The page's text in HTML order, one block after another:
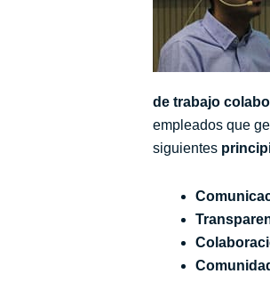
de trabajo
empleados que
siguientes